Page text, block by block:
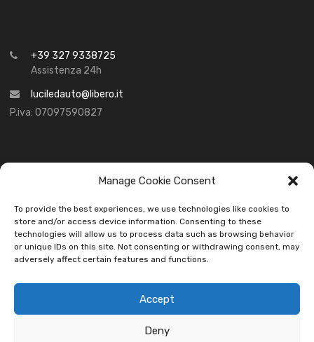
Manage Cookie Consent
To provide the best experiences, we use technologies like cookies to
store and/or access device information. Consenting to these
technologies will allow us to process data such as browsing behavior
or unique IDs on this site. Not consenting or withdrawing consent, may
adversely affect certain features and functions.
Accept
Deny
+39 327 9338725
Assistenza 24h
luciledauto@libero.it
P.iva: 07097590827
MODALITÀ DI PAGAMENTO